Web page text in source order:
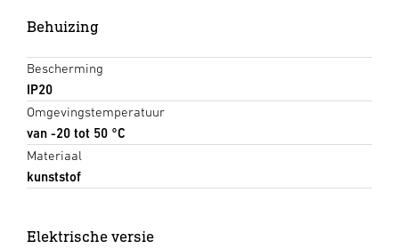
Behuizing
Bescherming
IP20
Omgevingstemperatuur
van -20 tot 50 °C
Materiaal
kunststof
Elektrische versie